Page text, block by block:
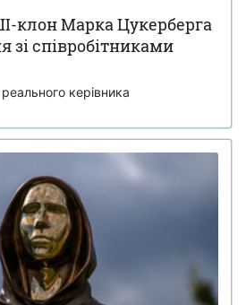
клон Марка Цукерберга
зі співробітниками
керівника